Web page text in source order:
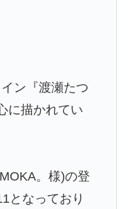
ン『渡瀬たつ
に描かれてい
。様)の登
となっており